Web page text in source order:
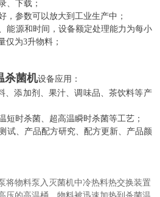
、下载；
，参数可以放大到工业生产中；
能源和时间，设备额定处理能力为每小
仅为3升物料；
杀菌机设备应用：
、添加剂、果汁、调味品、茶饮料等产
短时杀菌、超高温瞬时杀菌等工艺；
试、产品配方研究、配方更新、产品颜
将物料泵入灭菌机中冷热料热交换装置